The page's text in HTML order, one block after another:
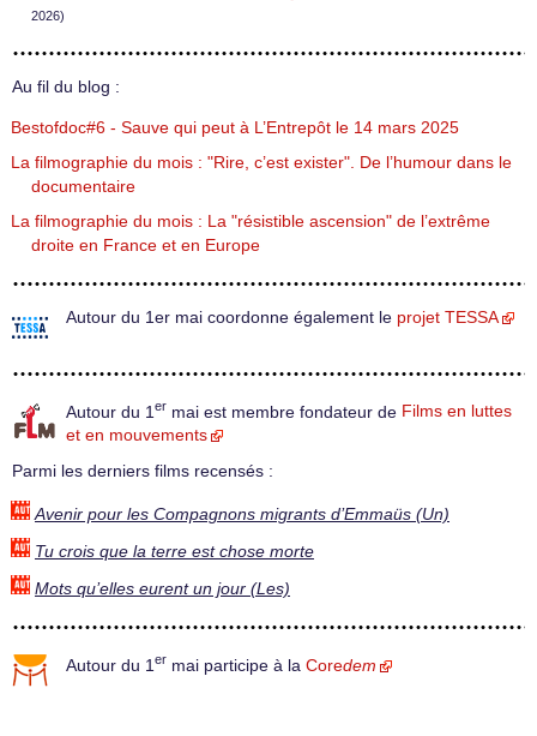
2026)
Au fil du blog :
Bestofdoc#6 - Sauve qui peut à L’Entrepôt le 14 mars 2025
La filmographie du mois : "Rire, c’est exister". De l’humour dans le
documentaire
La filmographie du mois : La "résistible ascension" de l’extrême
droite en France et en Europe
Autour du 1er mai coordonne également le projet TESSA
Autour du 1 er mai est membre fondateur de Films en luttes
et en mouvements
Parmi les derniers films recensés :
Avenir pour les Compagnons migrants d’Emmaüs (Un)
Tu crois que la terre est chose morte
Mots qu’elles eurent un jour (Les)
Autour du 1 er mai participe à la Coredem